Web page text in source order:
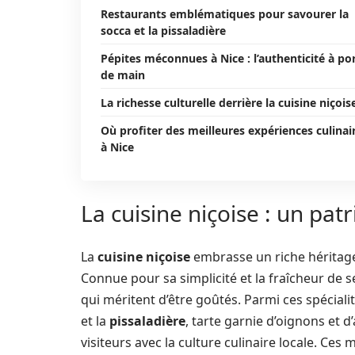
Restaurants emblématiques pour savourer la
socca et la pissaladière
Pépites méconnues à Nice : l’authenticité à
de main
La richesse culturelle derrière la cuisine
Où profiter des meilleures expériences
à Nice
La cuisine niçoise : un
La cuisine niçoise embrasse un riche
Connue pour sa simplicité et la fraîcheur de
qui méritent d’être goûtés. Parmi ces
et la pissaladière, tarte garnie d’oignons et
visiteurs avec la culture culinaire locale.